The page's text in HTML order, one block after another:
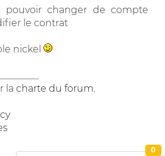
changer de compte
le contrat
nickel
la charte du forum
0